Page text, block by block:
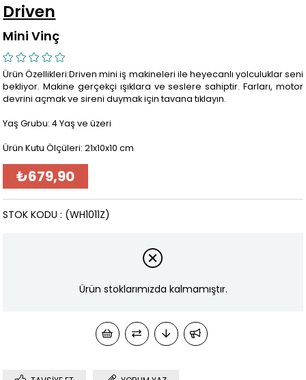
Driven
Mini Vinç
Ürün Özellikleri:Driven mini iş makineleri ile heyecanlı yolculuklar seni
bekliyor. Makine gerçekçi ışıklara ve seslere sahiptir. Farları, motor
devrini açmak ve sireni duymak için tavana tıklayın.
Yaş Grubu: 4 Yaş ve üzeri
Ürün Kutu Ölçüleri: 21x10x10 cm
₺679,90
(WH1011Z)
STOK KODU
Ürün stoklarımızda kalmamıştır.